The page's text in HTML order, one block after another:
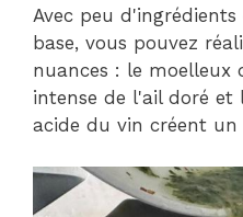
Avec peu
base, vous pouvez
nuances : le moelleux
intense de l'ail doré et
acide du vin créent